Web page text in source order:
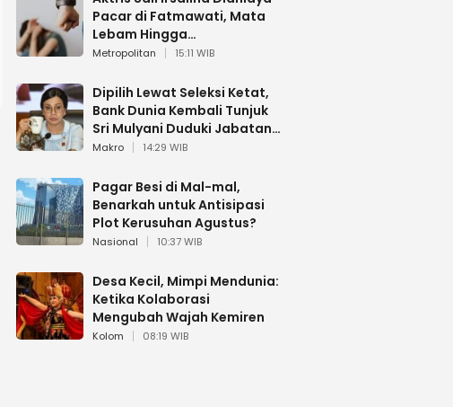
Pacar di Fatmawati, Mata
Lebam Hingga
Diselamatkan Polantas
Metropolitan 15:11 WIB
Dipilih Lewat Seleksi Ketat,
Bank Dunia Kembali Tunjuk
Sri Mulyani Duduki Jabatan
Strategis
Makro 14:29 WIB
Pagar Besi di Mal-mal,
Benarkah untuk Antisipasi
Plot Kerusuhan Agustus?
Nasional 10:37 WIB
Desa Kecil, Mimpi Mendunia:
Ketika Kolaborasi
Mengubah Wajah Kemiren
Kolom 08:19 WIB